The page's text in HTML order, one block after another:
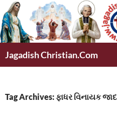
Skip
to
content
Jagadish Christian.Com
Tag Archives: ફાધર વિનાયક